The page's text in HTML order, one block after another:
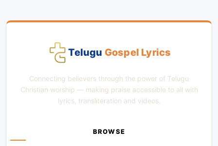
Telugu Gospel Lyrics
Connecting believers through the power of Telugu
Christian worship — making praise accessible to all with
lyrics, transliteration and videos.
BROWSE